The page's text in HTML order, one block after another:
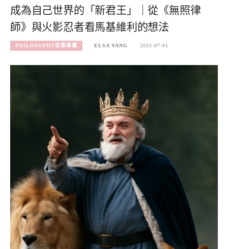
成為自己世界的「新君王」｜從《無照律
師》與火影忍者看馬基維利的想法
PHILOSOPHY哲學專欄 ELSA YANG 2025-07-01